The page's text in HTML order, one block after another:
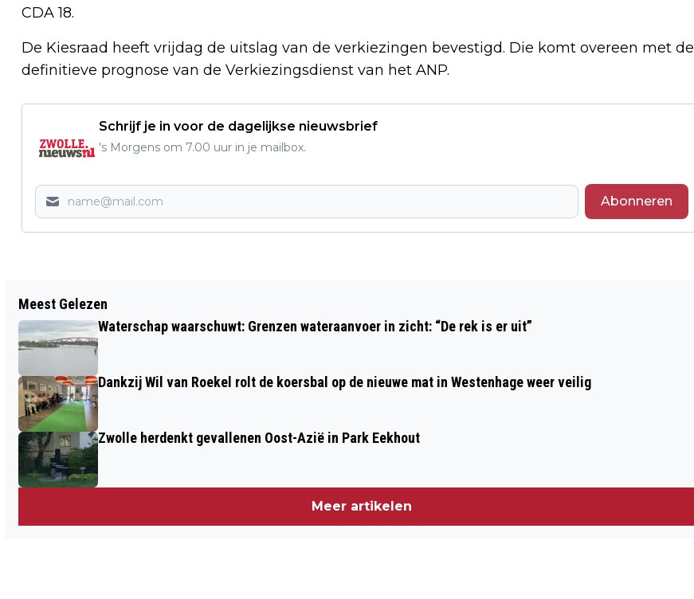
CDA 18.
De Kiesraad heeft vrijdag de uitslag van de verkiezingen bevestigd. Die komt overeen met de
definitieve prognose van de Verkiezingsdienst van het ANP.
Schrijf je in voor de dagelijkse nieuwsbrief
's Morgens om 7.00 uur in je mailbox.
Abonneren
WAAROM DUITSE KEUKENS SYNONIEM
STAAN VOOR TOPKWALITEIT
GIESSEN: ''IK BEN TORTS OP DEZE
Meest Gelezen
Waterschap waarschuwt: Grenzen wateraanvoer in zicht: “De rek is er uit”
Dankzij Wil van Roekel rolt de koersbal op de nieuwe mat in Westenhage weer veilig
Zwolle herdenkt gevallenen Oost-Azië in Park Eekhout
Meer artikelen